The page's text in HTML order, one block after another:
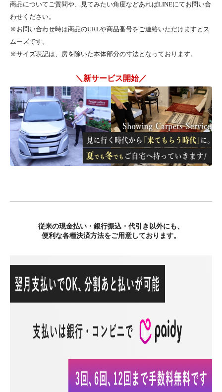
商品についてご質問や、見てみたい角度などあればLINEにてお問い合
わせください。
※お問い合わせ時は商品のURLや商品番号をご連絡いただけますとス
ムーズです。
※サイズ表記は、房を除いた本体部分の寸法となっております。
＼新サービス開始／
従来の現金払い・銀行振込・代引き以外にも、
便利な各種決済方法をご用意しております。